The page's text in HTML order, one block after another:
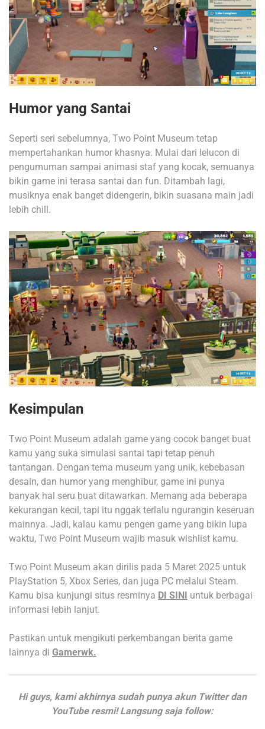
Humor yang Santai
Seperti seri sebelumnya, Two Point Museum tetap
mempertahankan humor khasnya. Mulai dari lelucon di
pengumuman sampai animasi staf yang kocak, semuanya
bikin game ini terasa santai dan fun. Ditambah lagi,
musiknya enak banget didengerin, bikin suasana main jadi
lebih chill.
Kesimpulan
Two Point Museum adalah game yang cocok banget buat
kamu yang suka simulasi santai tapi tetap penuh
tantangan. Dengan tema museum yang unik, kebebasan
desain, dan humor yang menghibur, game ini punya
banyak hal seru buat ditawarkan. Memang ada beberapa
kekurangan kecil, tapi itu nggak terlalu ngurangin keseruan
mainnya. Jadi, kalau kamu pengen game yang bikin lupa
waktu, Two Point Museum wajib masuk wishlist kamu.
Two Point Museum akan dirilis pada 5 Maret 2025 untuk
PlayStation 5, Xbox Series, dan juga PC melalui Steam.
Kamu bisa kunjungi situs resminya DI SINI untuk berbagai
informasi lebih lanjut.
Pastikan untuk mengikuti perkembangan berita game
lainnya di Gamerwk.
Hi guys, kami akhirnya sudah punya akun Twitter dan
YouTube resmi! Langsung saja follow: